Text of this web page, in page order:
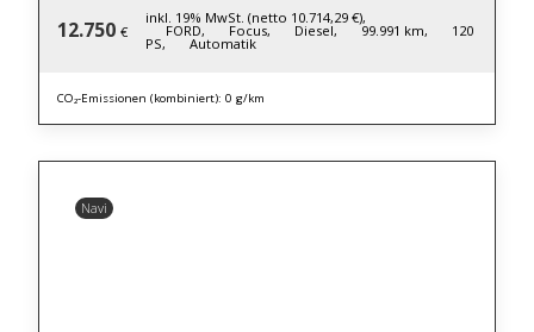
12.750 €
inkl. 19% MwSt. (netto 10.714,29 €),
FORD, Focus, Diesel, 99.991 km, 120
PS, Automatik
CO₂-Emissionen (kombiniert): 0 g/km
Navi